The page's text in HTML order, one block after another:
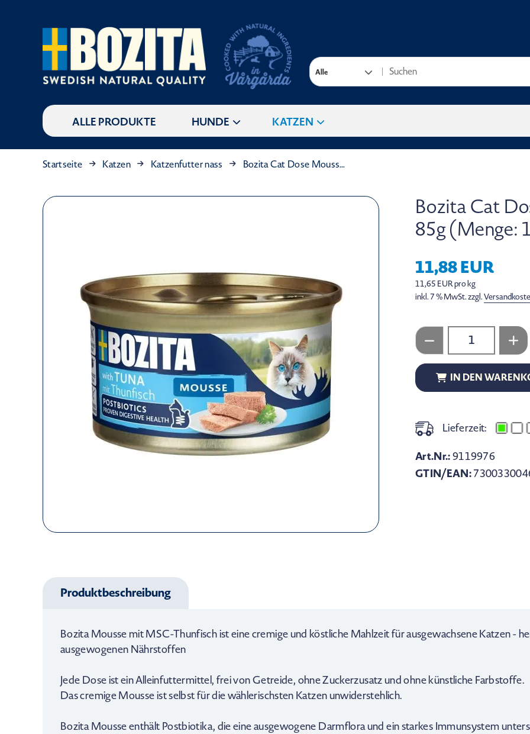
Alle
ALLE PRODUKTE HUNDE KATZEN
Startseite Katzen Katzenfutter nass Bozita Cat Dose Mousse MSC Thunfisch 85g (Menge: 12 je Bestelleinheit)
Bozita Cat
85g (Menge:
11,88 EUR
11,65 EUR pro kg
inkl. 7 % MwSt. zzgl.
IN DEN
IN DEN
Lieferzeit:
Art.Nr.:9119976
GTIN/EAN:
Produktbeschreibung
Bozita Mousse mit MSC-Thunfisch ist eine cremige und köstliche Mahlzeit für ausgewachsene Katzen -
ausgewogenen Nährstoffen
Jede Dose ist ein Alleinfuttermittel, frei von Getreide, ohne Zuckerzusatz und ohne künstliche Farbstoffe.
Das cremige Mousse ist selbst für die wählerischsten Katzen unwiderstehlich.
Bozita Mousse enthält Postbiotika, die eine ausgewogene Darmflora und ein starkes Immunsystem